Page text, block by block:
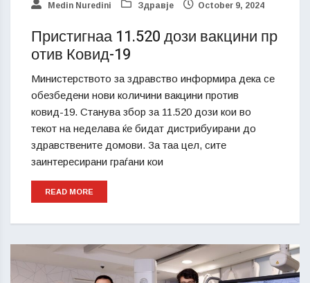
Medin Nuredini Здравје October 9, 2024
Пристигнаа 11.520 дози вакцини пр
отив Ковид-19
Министерството за здравство информира дека се
обезбедени нови количини вакцини против
ковид-19. Станува збор за 11.520 дози кои во
текот на неделава ќе бидат дистрибуирани до
здравствените домови. За таа цел, сите
заинтересирани граѓани кои
READ MORE